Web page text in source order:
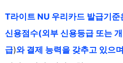
T라이트 NU 우리카드 발급기
신용점수(외부 신용등급 또는
급)와 결제 능력을 갖추고 있으